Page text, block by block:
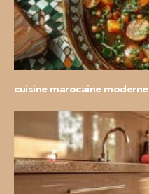
cuisine marocaine moderne